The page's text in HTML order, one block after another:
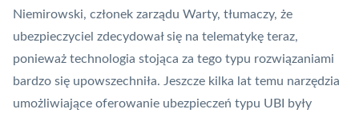
Niemirowski, członek zarządu Warty, tłumaczy, że
ubezpieczyciel zdecydował się na telematykę teraz,
ponieważ technologia stojąca za tego typu rozwiązaniami
bardzo się upowszechniła. Jeszcze kilka lat temu narzędzia
umożliwiające oferowanie ubezpieczeń typu UBI były